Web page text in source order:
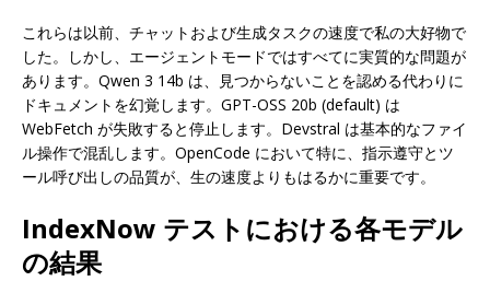
これらは以前、チャットおよび生成タスクの速度で私の大好物で
した。しかし、エージェントモードではすべてに実質的な問題が
あります。Qwen 3 14b は、見つからないことを認める代わりに
ドキュメントを幻覚します。GPT-OSS 20b (default) は
WebFetch が失敗すると停止します。Devstral は基本的なファイ
ル操作で混乱します。OpenCode において特に、指示遵守とツ
ール呼び出しの品質が、生の速度よりもはるかに重要です。
IndexNow テストにおける各モデル
の結果